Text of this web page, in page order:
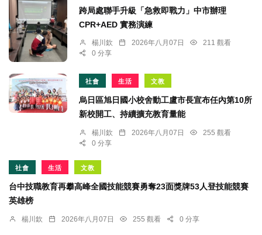
跨局處聯手升級「急救即戰力」中市辦理
CPR+AED 實務演練
楊川欽 2026年八月07日
211 觀看
0 分享
社會 生活 文教
烏日區旭日國小校舍動工盧市長宣布任內第10所
新校開工、持續擴充教育量能
楊川欽 2026年八月07日
255 觀看
0 分享
社會 生活 文教
台中技職教育再攀高峰全國技能競賽勇奪23面獎牌53人登技能競賽
英雄榜
楊川欽 2026年八月07日 255 觀看 0 分享